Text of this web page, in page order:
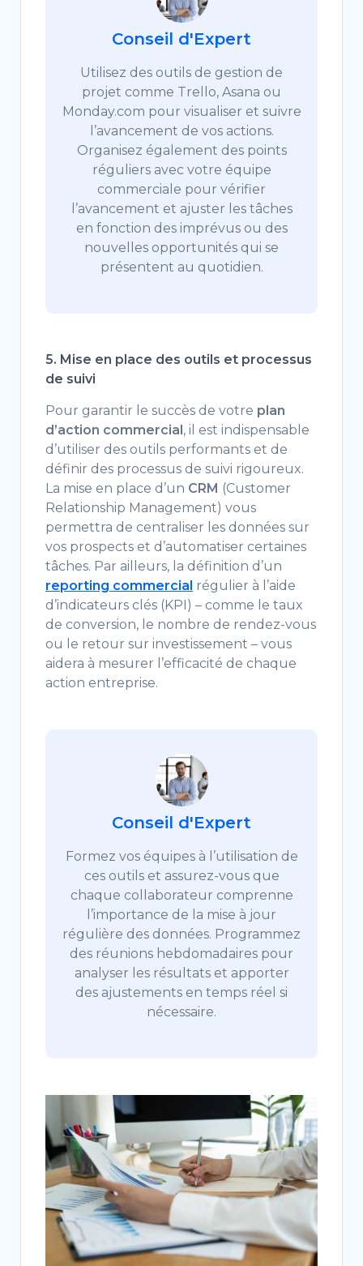
Conseil d'Expert
Utilisez des outils de gestion de
projet comme Trello, Asana ou
Monday.com pour visualiser et suivre
l’avancement de vos actions.
Organisez également des points
réguliers avec votre équipe
commerciale pour vérifier
l’avancement et ajuster les tâches
en fonction des imprévus ou des
nouvelles opportunités qui se
présentent au quotidien.
5. Mise en place des outils et processus
de suivi
Pour garantir le succès de votre plan
d’action commercial, il est indispensable
d’utiliser des outils performants et de
définir des processus de suivi rigoureux.
La mise en place d’un CRM (Customer
Relationship Management) vous
permettra de centraliser les données sur
vos prospects et d’automatiser certaines
tâches. Par ailleurs, la définition d’un
reporting commercial régulier à l’aide
d’indicateurs clés (KPI) – comme le taux
de conversion, le nombre de rendez-vous
ou le retour sur investissement – vous
aidera à mesurer l’efficacité de chaque
action entreprise.
Conseil d'Expert
Formez vos équipes à l’utilisation de
ces outils et assurez-vous que
chaque collaborateur comprenne
l’importance de la mise à jour
régulière des données. Programmez
des réunions hebdomadaires pour
analyser les résultats et apporter
des ajustements en temps réel si
nécessaire.